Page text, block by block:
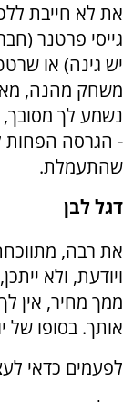
את לא חייבת
גייסי פרטנר
יש גינה) או
משחק מהנה,
נשמע לך מסובך,
- הגרסה הפחות
שהתעמלת.
דגל לבן
את רבה,
ויודעת, ולא
ממך מחיר, אין
אותך. בסופו
לפעמים כדאי